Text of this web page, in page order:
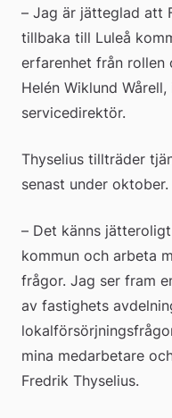
– Jag är jätteglad att
tillbaka till Luleå
erfarenhet från rollen
Helén Wiklund
servicedirektör.
Thyselius tillträder
senast under oktober.
– Det känns
kommun och arbeta
frågor. Jag ser fram
av fastighets
mina medarbetare
Fredrik Thyselius.